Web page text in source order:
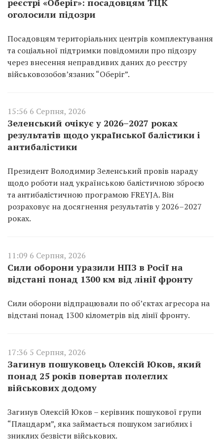
реєстрі «Оберіг»: посадовцям ТЦК
оголосили підозри
Посадовцям територіальних центрів комплектування
та соціальної підтримки повідомили про підозру
через внесення неправдивих даних до реєстру
військовозобов’язаних “Оберіг”.
15:56 6 Серпня, 2026
Зеленський очікує у 2026–2027 роках
результатів щодо української балістики і
антибалістики
Президент Володимир Зеленський провів нараду
щодо роботи над українською балістичною зброєю
та антибалістичною програмою FREYJA. Він
розраховує на досягнення результатів у 2026–2027
роках.
11:09 6 Серпня, 2026
Сили оборони уразили НПЗ в Росії на
відстані понад 1300 км від лінії фронту
Сили оборони відпрацювали по об’єктах агресора на
відстані понад 1300 кілометрів від лінії фронту.
17:36 5 Серпня, 2026
Загинув пошуковець Олексій Юков, який
понад 25 років повертав полеглих
військових додому
Загинув Олексій Юков – керівник пошукової групи
“Плацдарм”, яка займається пошуком загиблих і
зниклих безвісти військових.